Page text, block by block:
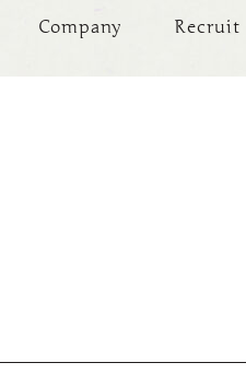
Company Recruit